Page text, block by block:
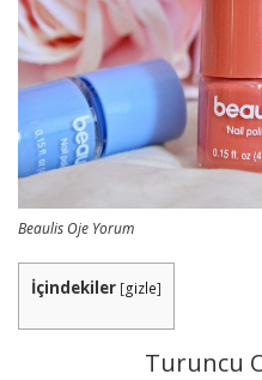
Beaulis Oje Yorum
İçindekiler [gizle]
Turuncu